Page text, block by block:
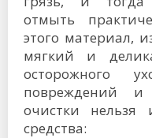
отмыть
этого материал,
мягкий и
осторожного
повреждений
очистки нельзя
средства: